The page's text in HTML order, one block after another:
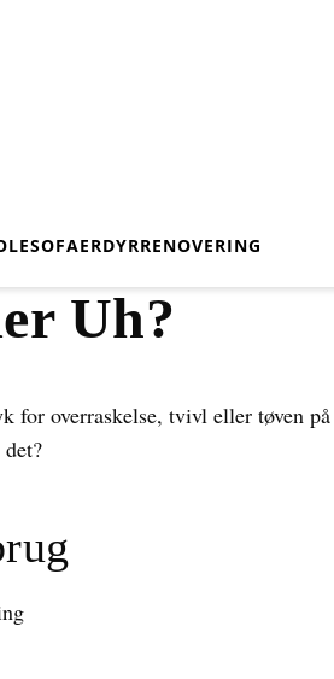
SOFAERDYRRENOVERING
Uh?
for overraskelse, tvivl eller tøven